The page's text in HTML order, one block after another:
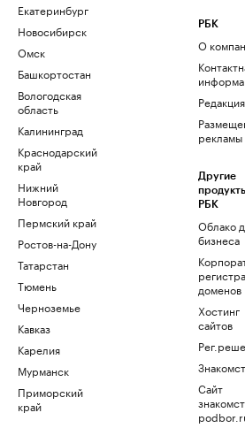
Екатеринбург
Новосибирск
Омск
Башкортостан
Вологодская
область
Калининград
Краснодарский
край
Нижний
Новгород
Пермский край
Ростов-на-Дону
Татарстан
Тюмень
Черноземье
Кавказ
Карелия
Мурманск
Приморский
край
РБК
О
Редакция
рекламы
Другие
РБК
Облако
бизнеса
доменов
Хостинг
сайтов
Сайт